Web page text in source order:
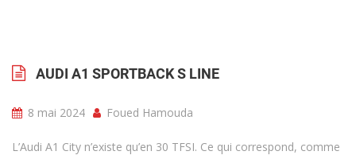
AUDI A1 SPORTBACK S LINE
8 mai 2024 Foued Hamouda
L’Audi A1 City n’existe qu’en 30 TFSI. Ce qui correspond, comme